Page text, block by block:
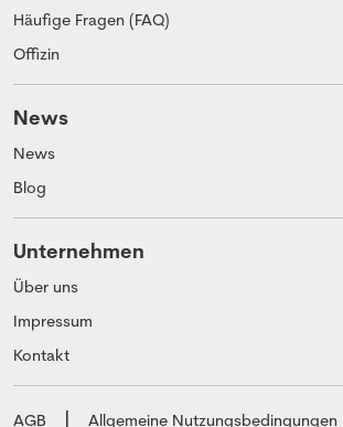
Häufige Fragen (FAQ)
Offizin
News
News
Blog
Unternehmen
Über uns
Impressum
Kontakt
AGB Allgemeine Nutzungsbedingungen